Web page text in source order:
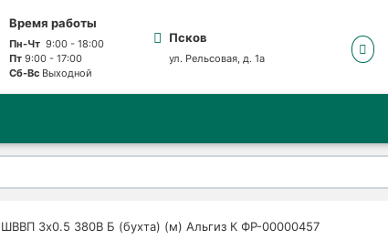
Время работы
Пн-Чт9:00 - 18:00
Пт9:00 - 17:00
Сб-ВсВыходной
Псков
ул. Рельсовая, д. 1а
3х0.5 380В Б (бухта) (м) Альгиз К ФР-00000457